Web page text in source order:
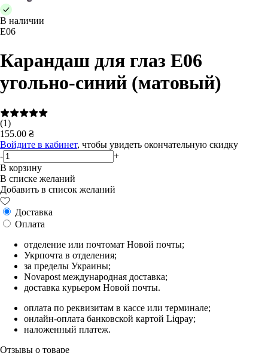
В наличии
E06
Карандаш для глаз E06
угольно-синий (матовый)
(1)
155.00 ₴
Войдите в кабинет, чтобы увидеть окончательную скидку
-
+
В корзину
В списке желаний
Добавить в список желаний
Доставка
Оплата
отделение или почтомат Новой почты;
Укрпочта в отделения;
за пределы Украины;
Novapost международная доставка;
доставка курьером Новой почты.
оплата по реквизитам в кассе или терминале;
онлайн-оплата банковской картой Liqpay;
наложенный платеж.
Отзывы о товаре